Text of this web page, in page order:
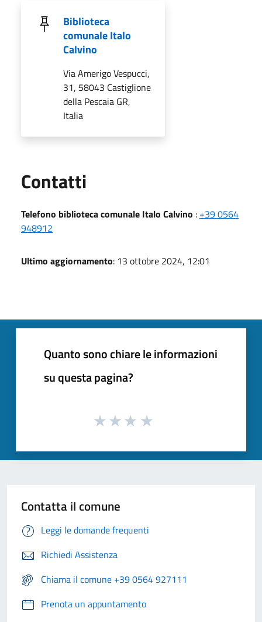
Biblioteca
comunale Italo
Calvino
Via Amerigo Vespucci,
31, 58043 Castiglione
della Pescaia GR,
Italia
Contatti
Telefono biblioteca comunale Italo Calvino : +39 0564
948912
Ultimo aggiornamento: 13 ottobre 2024, 12:01
Quanto sono chiare le informazioni
su questa pagina?
Contatta il comune
Leggi le domande frequenti
Richiedi Assistenza
Chiama il comune +39 0564 927111
Prenota un appuntamento